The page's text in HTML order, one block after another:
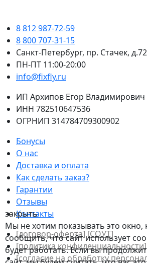
закрыть
Мы не хотим показывать это окно,
сообщить, что сайт использует
будет работать. Если вы
8 812 987-72-59
8 800 707-31-15
Санкт-Петербург, пр. Стачек,
ПН-ПТ 11:00-20:00
info@fixfly.ru
ИП Архипов Егор Владимирович
ИНН 782510647536
ОГРНИП 314784709300902
Бонусы
О нас
Доставка и оплата
Как сделать заказ?
Гарантии
Отзывы
Контакты
[договор-оферта] [СОУТ]
[политикa конфиденциальности]
[согласие на обработку